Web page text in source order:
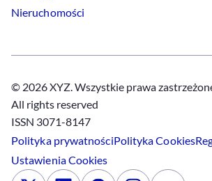
Nieruchomości
© 2026 XYZ. Wszystkie prawa
All rights reserved
ISSN 3071-8147
Polityka prywatnościPolitykaCookies
UstawieniaCookies